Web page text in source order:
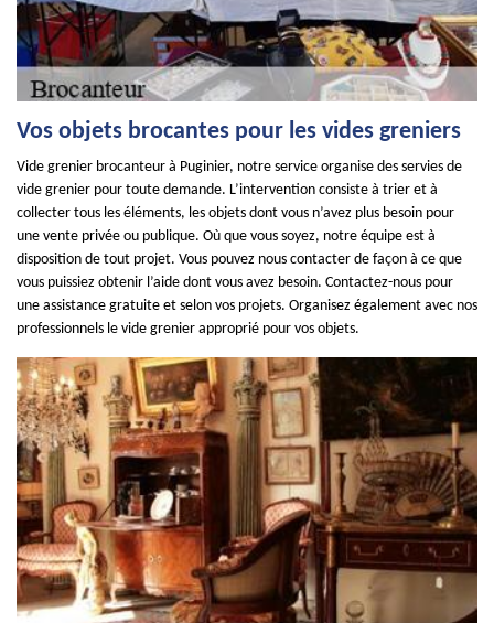
Vos objets brocantes pour les vides greniers
Vide grenier brocanteur à Puginier, notre service organise des servies de
vide grenier pour toute demande. L’intervention consiste à trier et à
collecter tous les éléments, les objets dont vous n’avez plus besoin pour
une vente privée ou publique. Où que vous soyez, notre équipe est à
disposition de tout projet. Vous pouvez nous contacter de façon à ce que
vous puissiez obtenir l’aide dont vous avez besoin. Contactez-nous pour
une assistance gratuite et selon vos projets. Organisez également avec nos
professionnels le vide grenier approprié pour vos objets.